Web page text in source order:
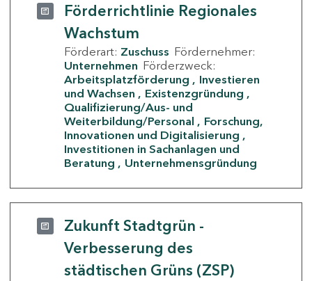
Förderrichtlinie Regionales
Wachstum
Förderart: Zuschuss Fördernehmer:
Unternehmen Förderzweck:
Arbeitsplatzförderung
Investieren
und Wachsen
Existenzgründung
Qualifizierung/Aus- und
Weiterbildung/Personal
Forschung,
Innovationen und Digitalisierung
Investitionen in Sachanlagen und
Beratung
Unternehmensgründung
Zukunft Stadtgrün -
Verbesserung des
städtischen Grüns (ZSP)